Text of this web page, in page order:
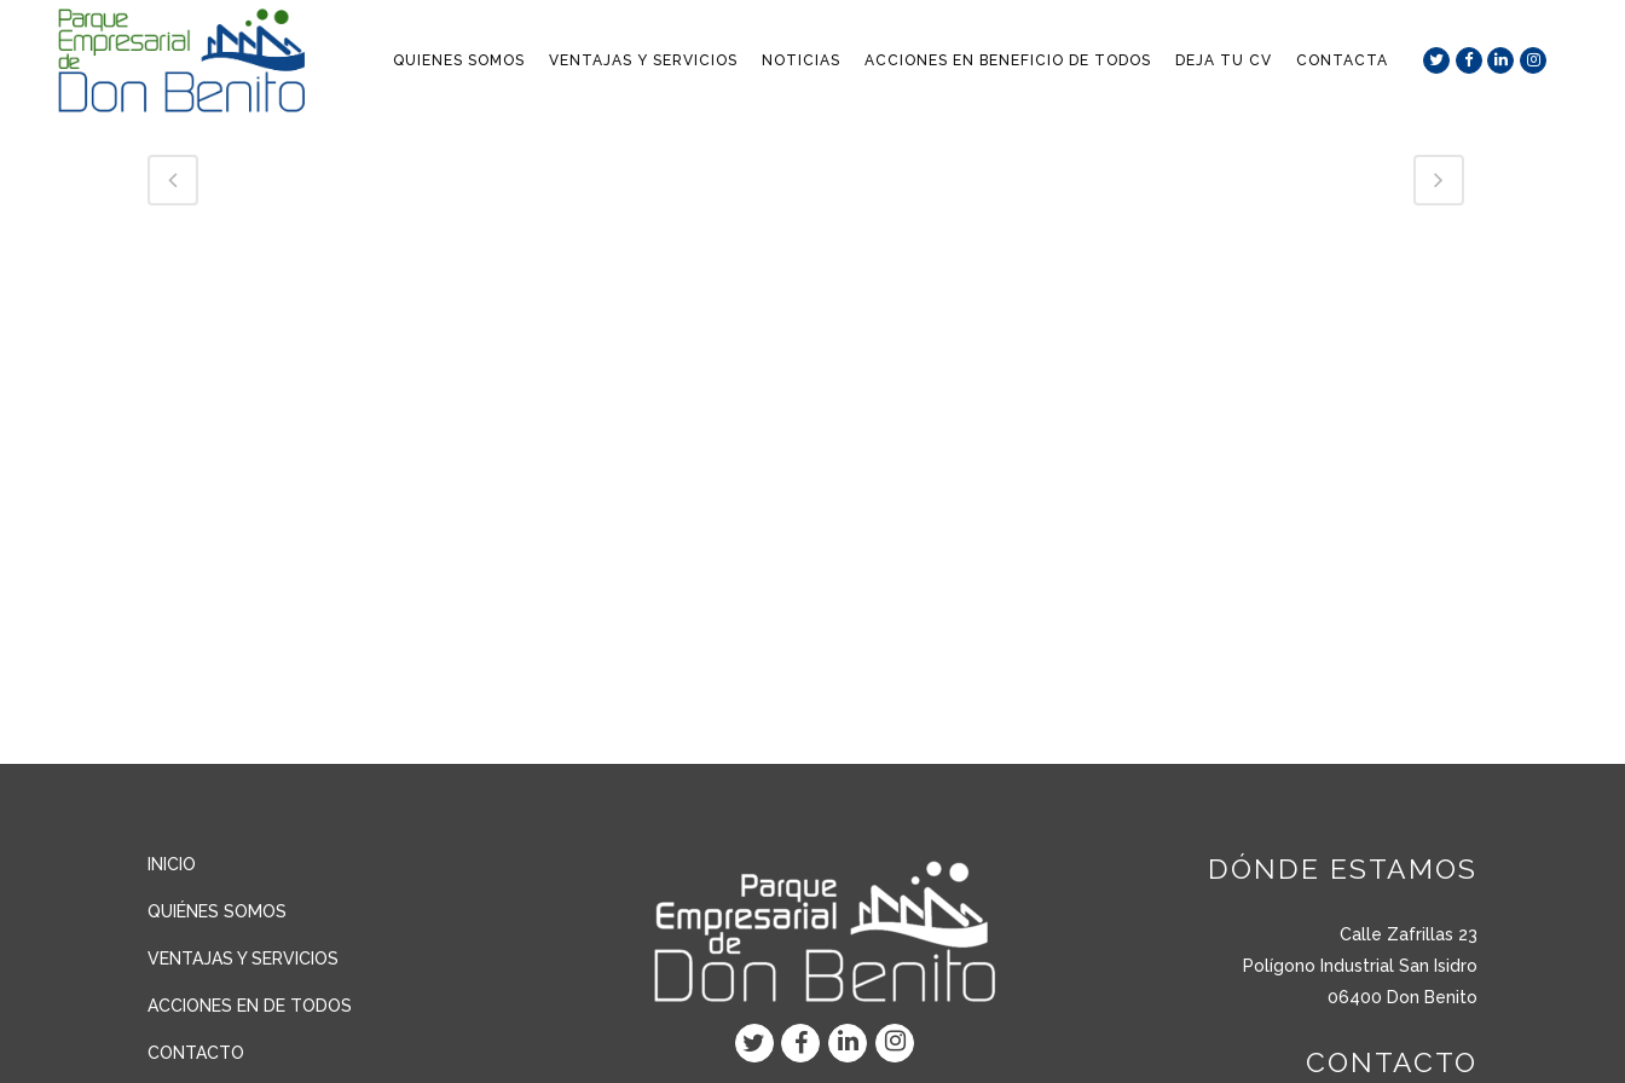
QUIENES SOMOS VENTAJAS Y SERVICIOS NOTICIAS ACCIONES EN BENEFICIO DE TODOS DEJA TU CV CONTACTA
INICIO
QUIÉNES SOMOS
VENTAJAS Y SERVICIOS
ACCIONES EN DE TODOS
CONTACTO
DÓNDE ESTAMOS
Calle Zafrillas 23
Polígono Industrial San Isidro
06400 Don Benito
CONTACTO